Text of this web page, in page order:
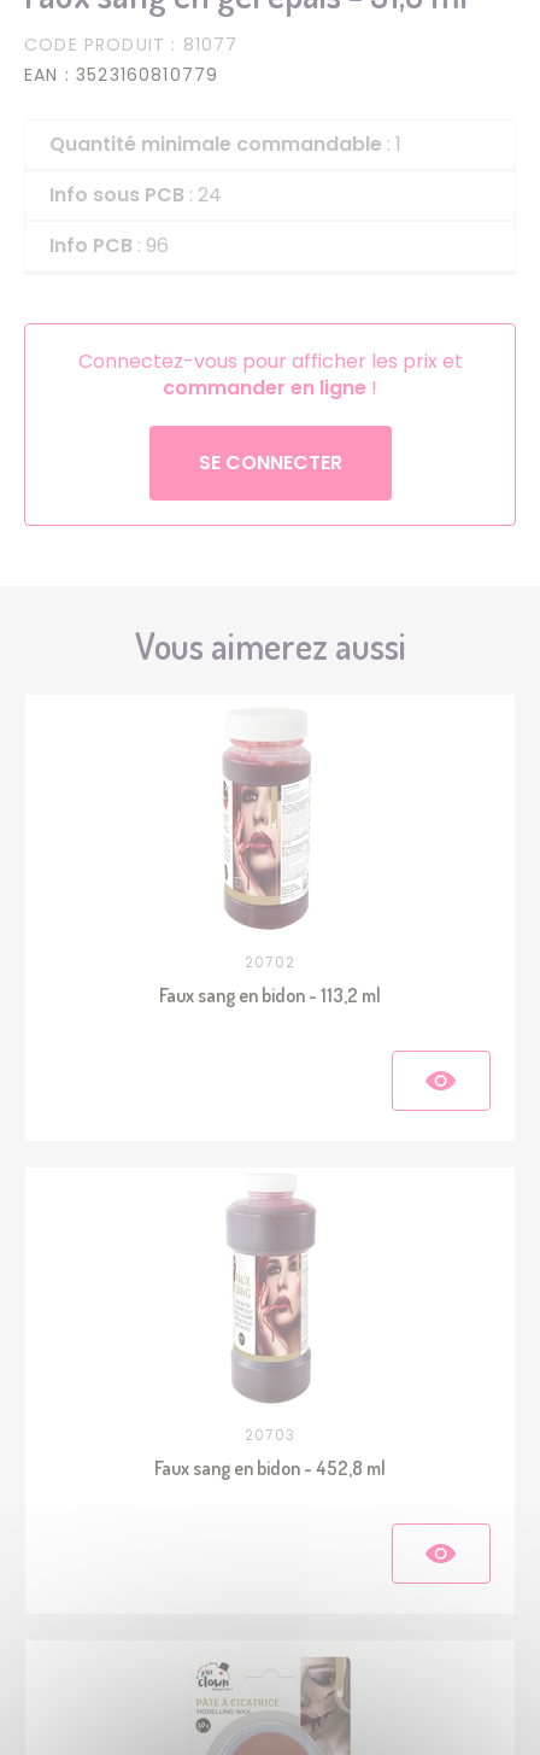
CODE PRODUIT : 81077
EAN : 3523160810779
Quantité minimale commandable : 1
Info sous PCB : 24
Info PCB : 96
Connectez-vous pour afficher les prix et
commander en ligne !
SE CONNECTER
Vous aimerez aussi
20702
Faux sang en bidon - 113,2 ml
20703
Faux sang en bidon - 452,8 ml